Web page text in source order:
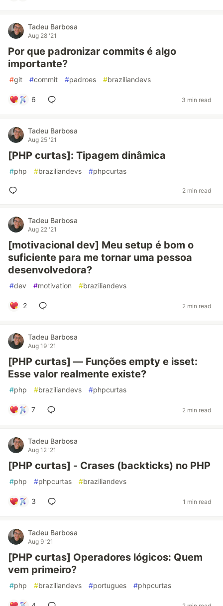
Tadeu Barbosa
Aug 28 '21
Por que padronizar commits é algo
importante?
#git #commit #padroes #braziliandevs
6 3 min read
Tadeu Barbosa
Aug 25 '21
[PHP curtas]: Tipagem dinâmica
#php #braziliandevs #phpcurtas
2 min read
Tadeu Barbosa
Aug 22 '21
[motivacional dev] Meu setup é bom o
suficiente para me tornar uma pessoa
desenvolvedora?
#dev #motivation #braziliandevs
2 2 min read
Tadeu Barbosa
Aug 19 '21
[PHP curtas] — Funções empty e isset:
Esse valor realmente existe?
#php #braziliandevs #phpcurtas
7 2 min read
Tadeu Barbosa
Aug 12 '21
[PHP curtas] - Crases (backticks) no PHP
#php #phpcurtas #braziliandevs
3 1 min read
Tadeu Barbosa
Aug 9 '21
[PHP curtas] Operadores lógicos: Quem
vem primeiro?
#php #braziliandevs #portugues #phpcurtas